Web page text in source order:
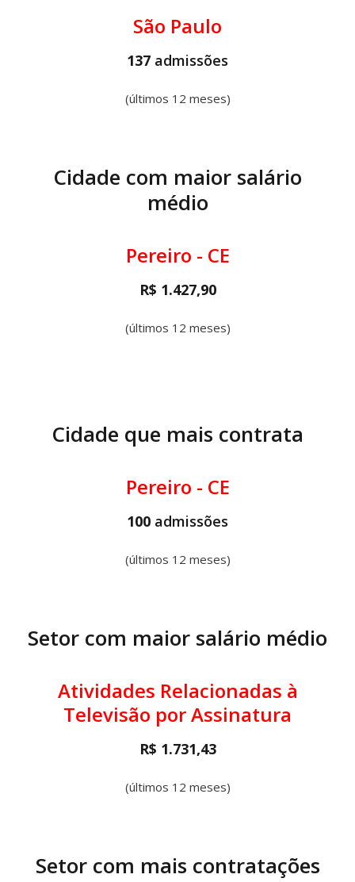
São Paulo
137 admissões
(últimos 12 meses)
Cidade com maior salário
médio
Pereiro - CE
R$ 1.427,90
(últimos 12 meses)
Cidade que mais contrata
Pereiro - CE
100 admissões
(últimos 12 meses)
Setor com maior salário médio
Atividades Relacionadas à
Televisão por Assinatura
R$ 1.731,43
(últimos 12 meses)
Setor com mais contratações